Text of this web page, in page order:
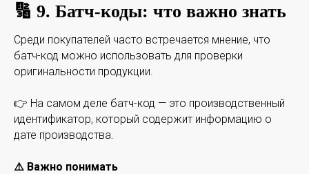
🔢 9. Батч-коды: что важно знать
Среди покупателей часто встречается мнение, что
батч-код можно использовать для проверки
оригинальности продукции.
👉 На самом деле батч-код — это производственный
идентификатор, который содержит информацию о
дате производства.
⚠️ Важно понимать